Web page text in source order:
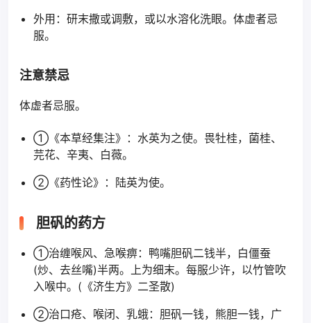
外用：研末撒或调敷，或以水溶化洗眼。体虚者忌
服。
注意禁忌
体虚者忌服。
①《本草经集注》：水英为之使。畏牡桂，菌桂、
芫花、辛夷、白薇。
②《药性论》：陆英为使。
胆矾的药方
①治缠喉风、急喉痹：鸭嘴胆矾二钱半，白僵蚕
(炒、去丝嘴)半两。上为细末。每服少许，以竹管吹
入喉中。(《济生方》二圣散)
②治口疮、喉闭、乳蛾：胆矾一钱，熊胆一钱，广